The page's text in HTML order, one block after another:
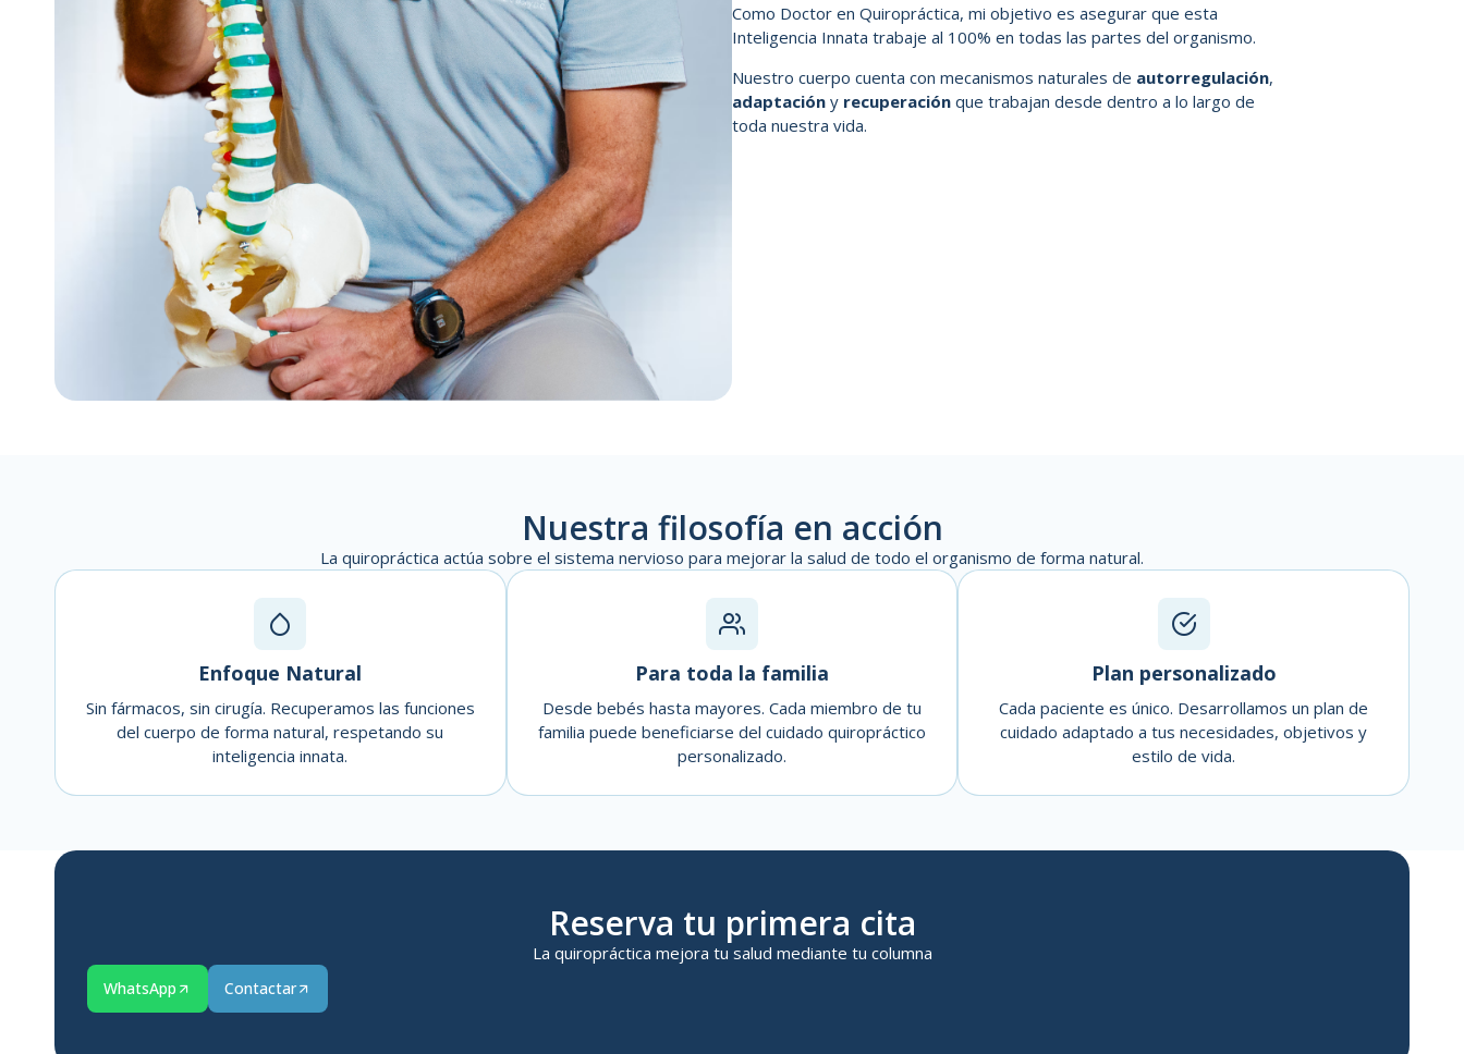
Como Doctor en Quiropráctica, mi objetivo es asegurar que esta
Inteligencia Innata trabaje al 100% en todas las partes del organismo.
Nuestro cuerpo cuenta con mecanismos naturales de autorregulación,
adaptación y recuperación que trabajan desde dentro a lo largo de
toda nuestra vida.
Nuestra filosofía en acción
La quiropráctica actúa sobre el sistema nervioso para mejorar la salud de todo el organismo de forma natural.
Enfoque Natural
Sin fármacos, sin cirugía. Recuperamos las funciones
del cuerpo de forma natural, respetando su
inteligencia innata.
Para toda la familia
Desde bebés hasta mayores. Cada miembro de tu
familia puede beneficiarse del cuidado quiropráctico
personalizado.
Plan personalizado
Cada paciente es único. Desarrollamos un plan de
cuidado adaptado a tus necesidades, objetivos y
estilo de vida.
Reserva tu primera cita
La quiropráctica mejora tu salud mediante tu columna
WhatsApp Contactar